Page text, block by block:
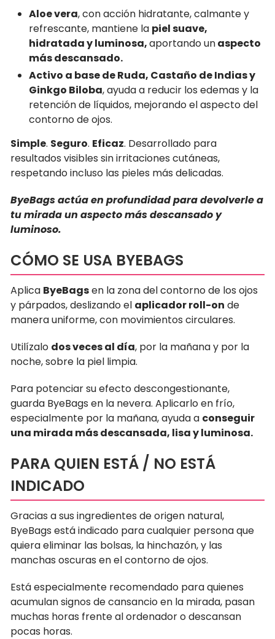
Aloe vera, con acción hidratante, calmante y
refrescante, mantiene la piel suave,
hidratada y luminosa,aportando unaspecto
más descansado.
Activo a base de Ruda, Castaño de Indias y
Ginkgo Biloba, ayuda a reducir los edemas y la
retención de líquidos, mejorando el aspecto del
contorno de ojos.
Simple. Seguro. Eficaz. Desarrollado para
resultados visibles sin irritaciones cutáneas,
respetando incluso las pieles más delicadas.
ByeBags actúa en profundidad para devolverle a
tu mirada un aspecto más descansado y
luminoso.
CÓMO SE USA BYEBAGS
Aplica ByeBagsen la zonadel contorno de los ojos
y párpados, deslizando el aplicador roll-on de
manera uniforme, con movimientos circulares.
Utilízalo dos veces al día, por la mañana y por la
noche, sobre la piel limpia.
Para potenciar su efecto descongestionante,
guarda ByeBags en la nevera. Aplicarlo en frío,
especialmente por la mañana, ayuda a conseguir
una mirada más descansada, lisa y luminosa.
PARA QUIEN ESTÁ / NO ESTÁ
INDICADO
Gracias a sus ingredientes de origen natural,
ByeBags está indicado para cualquier persona que
quiera eliminar las bolsas, la hinchazón, y las
manchas oscuras en el contorno de ojos.
Está especialmente recomendado para quienes
acumulan signos de cansancio en la mirada, pasan
muchas horas frente al ordenador o descansan
pocas horas.